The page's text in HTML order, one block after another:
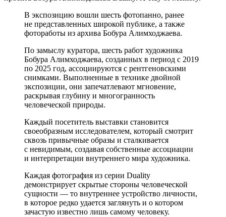
В экспозицию вошли шесть фотопанно, ранее
не представленных широкой публике, а также
фотоработы из архива Бобура Алимходжаева.
По замыслу куратора, шесть работ художника
Бобура Алимходжаева, созданных в период с 2019
по 2025 год, ассоциируются с рентгеновскими
снимками. Выполненные в технике двойной
экспозиции, они запечатлевают мгновение,
раскрывая глубину и многогранность
человеческой природы.
Каждый посетитель выставки становится
своеобразным исследователем, который смотрит
сквозь привычные образы и сталкивается
с невидимым, создавая собственные ассоциации
и интерпретации внутреннего мира художника.
Каждая фотография из серии Duality
демонстрирует скрытые стороны человеческой
сущности — то внутреннее устройство личности,
в которое редко удается заглянуть и о котором
зачастую известно лишь самому человеку.